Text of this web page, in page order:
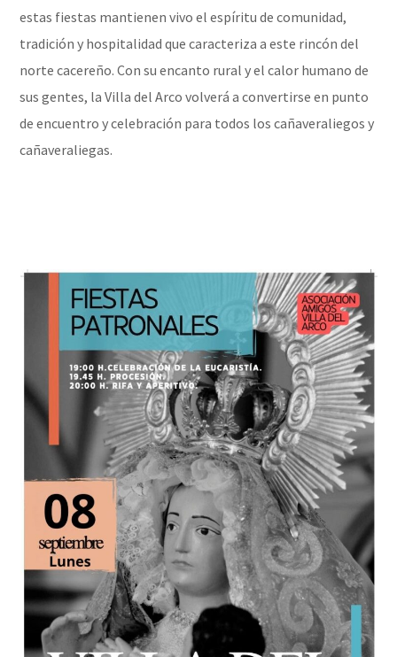
estas fiestas mantienen vivo el espíritu de comunidad,
tradición y hospitalidad que caracteriza a este rincón del
norte cacereño. Con su encanto rural y el calor humano de
sus gentes, la Villa del Arco volverá a convertirse en punto
de encuentro y celebración para todos los cañaveraliegos y
cañaveraliegas.